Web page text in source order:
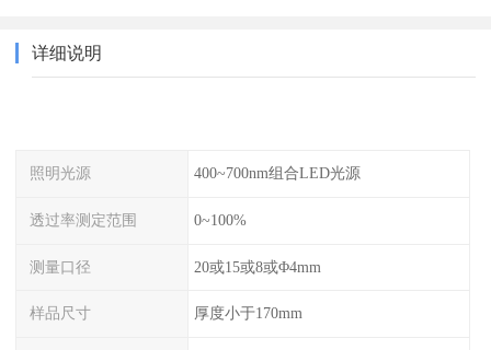
详细说明
照明光源 400~700nm组合LED光源
透过率测定范围 0~100%
测量口径 20或15或8或Φ4mm
样品尺寸 厚度小于170mm